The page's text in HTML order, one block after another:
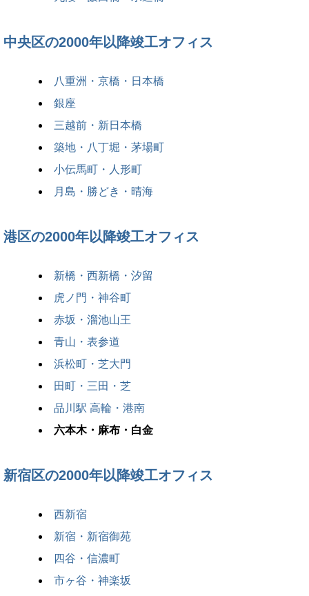
中央区の2000年以降竣工オフィス
八重洲・京橋・日本橋
銀座
三越前・新日本橋
築地・八丁堀・茅場町
小伝馬町・人形町
月島・勝どき・晴海
港区の2000年以降竣工オフィス
新橋・西新橋・汐留
虎ノ門・神谷町
赤坂・溜池山王
青山・表参道
浜松町・芝大門
田町・三田・芝
品川駅 高輪・港南
六本木・麻布・白金
新宿区の2000年以降竣工オフィス
西新宿
新宿・新宿御苑
四谷・信濃町
市ヶ谷・神楽坂